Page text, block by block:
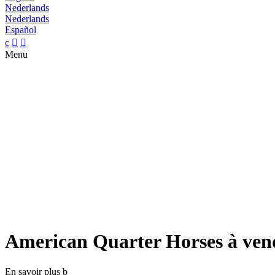
Nederlands
Nederlands
Español
c  
Menu
American Quarter Horses à
En savoir plus b